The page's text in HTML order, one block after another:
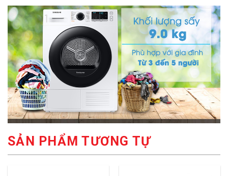
SẢN PHẨM TƯƠNG TỰ